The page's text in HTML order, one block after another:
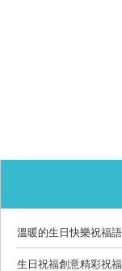
溫暖的生日快樂祝福
生日祝福創意精彩祝